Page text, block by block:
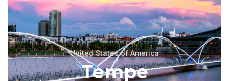
United States of America
Tempe